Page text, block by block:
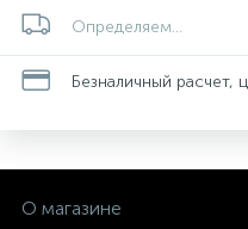
Определяем...
Безналичный расчет,
О магазине